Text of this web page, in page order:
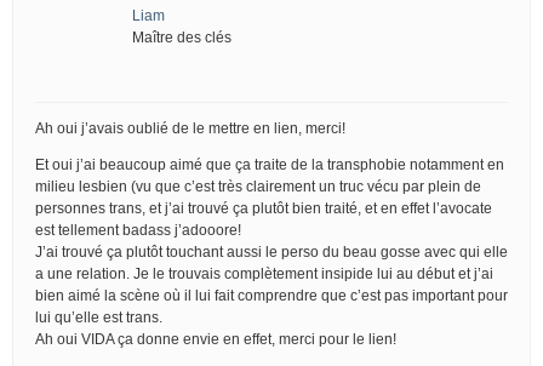
Liam
Maître des clés
Ah oui j’avais oublié de le mettre en lien, merci!
Et oui j’ai beaucoup aimé que ça traite de la transphobie notamment en
milieu lesbien (vu que c’est très clairement un truc vécu par plein de
personnes trans, et j’ai trouvé ça plutôt bien traité, et en effet l’avocate
est tellement badass j’adooore!
J’ai trouvé ça plutôt touchant aussi le perso du beau gosse avec qui elle
a une relation. Je le trouvais complètement insipide lui au début et j’ai
bien aimé la scène où il lui fait comprendre que c’est pas important pour
lui qu’elle est trans.
Ah oui VIDA ça donne envie en effet, merci pour le lien!